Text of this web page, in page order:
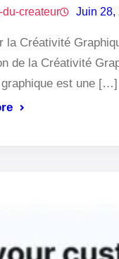
du-createur Juin 28,
la Créativité
de la Créativité
est une […]